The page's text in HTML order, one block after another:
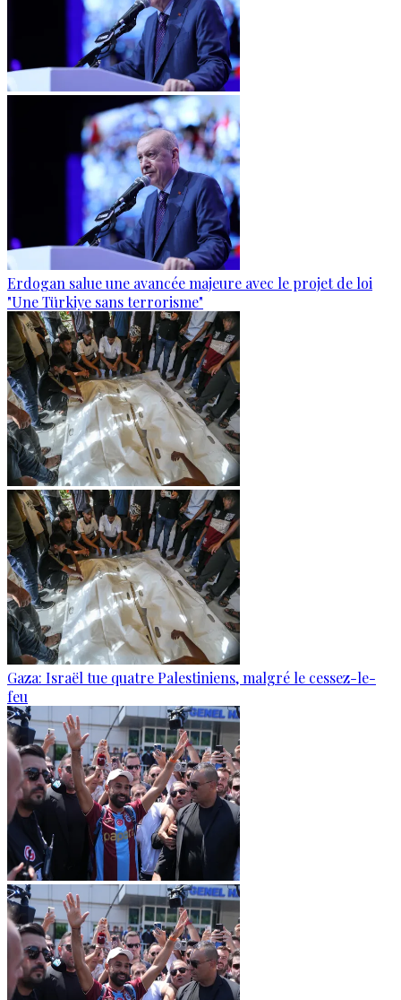
Erdogan salue une avancée majeure avec le projet de loi
"Une Türkiye sans terrorisme"
Gaza: Israël tue quatre Palestiniens, malgré le cessez-le-
feu